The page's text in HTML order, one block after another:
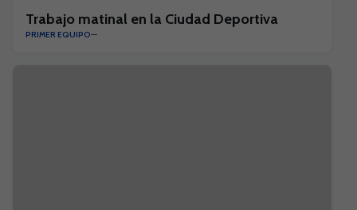
Trabajo matinal en la Ciudad Deportiva
PRIMER EQUIPO